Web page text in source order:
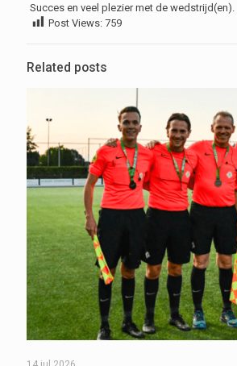
Succes en veel plezier met de wedstrijd(en).
Post Views: 759
Related posts